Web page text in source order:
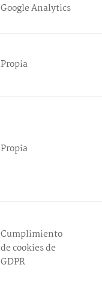
Google Analytics
Propia
Propia
Cumplimiento
de cookies de
GDPR